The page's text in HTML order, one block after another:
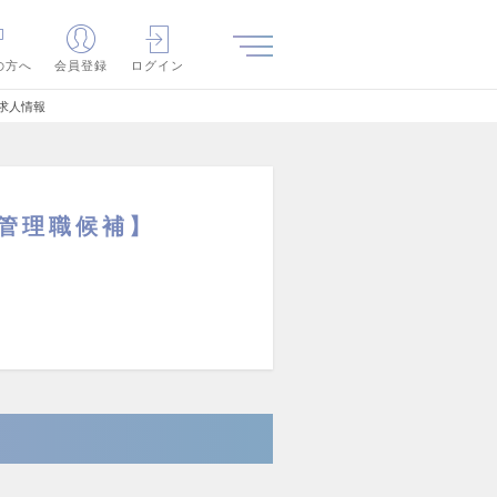
方へ 会員登録 ログイン
人情報
理職候補】